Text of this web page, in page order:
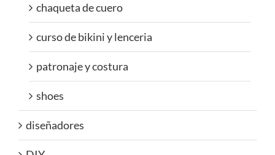
chaqueta de cuero
curso de bikini y lenceria
patronaje y costura
shoes
diseñadores